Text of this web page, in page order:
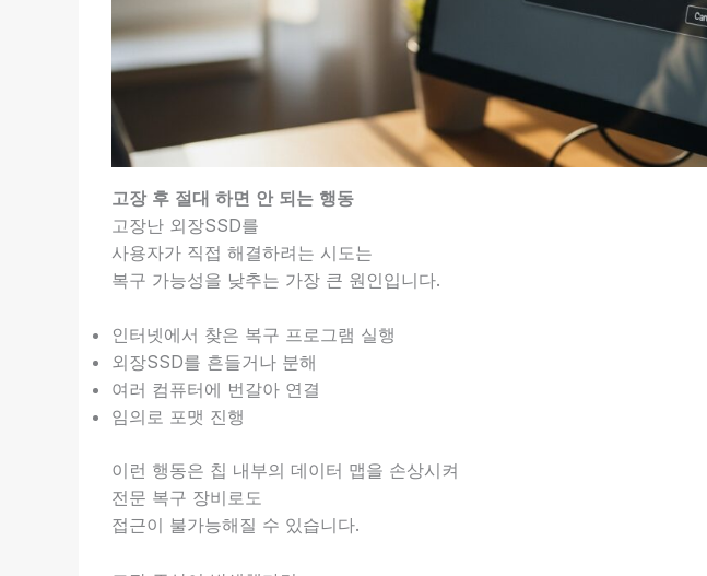
고장 후 절대 하면 안 되는 행동
고장난 외장SSD를
사용자가 직접 해결하려는 시도는
복구 가능성을 낮추는 가장 큰 원인입니다.
인터넷에서 찾은 복구 프로그램 실행
외장SSD를 흔들거나 분해
여러 컴퓨터에 번갈아 연결
임의로 포맷 진행
이런 행동은 칩 내부의 데이터 맵을 손상시켜
전문 복구 장비로도
접근이 불가능해질 수 있습니다.